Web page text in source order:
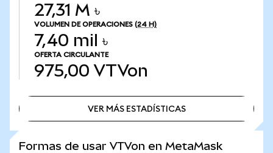
27,31 M ৳
VOLUMEN DE OPERACIONES (24 H)
7,40 mil ৳
OFERTA CIRCULANTE
975,00 VTVon
VER MÁS ESTADÍSTICAS
Formas de usar VTVon en MetaMask